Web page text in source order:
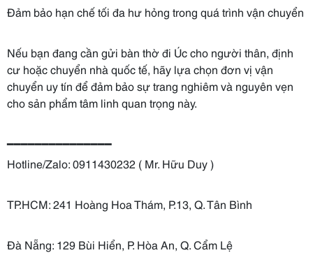
Đảm bảo hạn chế tối đa hư hỏng trong quá trình vận chuyển
Nếu bạn đang cần gửi bàn thờ đi Úc cho người thân, định
cư hoặc chuyển nhà quốc tế, hãy lựa chọn đơn vị vận
chuyển uy tín để đảm bảo sự trang nghiêm và nguyên vẹn
cho sản phẩm tâm linh quan trọng này.
━━━━━━━━━━━━━━━
Hotline/Zalo: 0911430232 ( Mr. Hữu Duy )
TP.HCM: 241 Hoàng Hoa Thám, P.13, Q. Tân Bình
Đà Nẵng: 129 Bùi Hiển, P. Hòa An, Q. Cẩm Lệ